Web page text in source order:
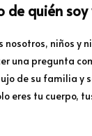
de quién soy
niños y
una pregunta
de su familia y
eres tu cuerpo,